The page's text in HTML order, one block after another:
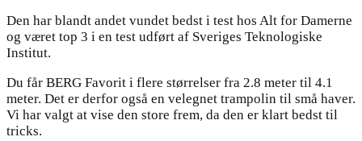
Den har blandt andet vundet bedst i test hos Alt for Damerne
og været top 3 i en test udført af Sveriges Teknologiske
Institut.
Du får BERG Favorit i flere størrelser fra 2.8 meter til 4.1
meter. Det er derfor også en velegnet trampolin til små haver.
Vi har valgt at vise den store frem, da den er klart bedst til
tricks.